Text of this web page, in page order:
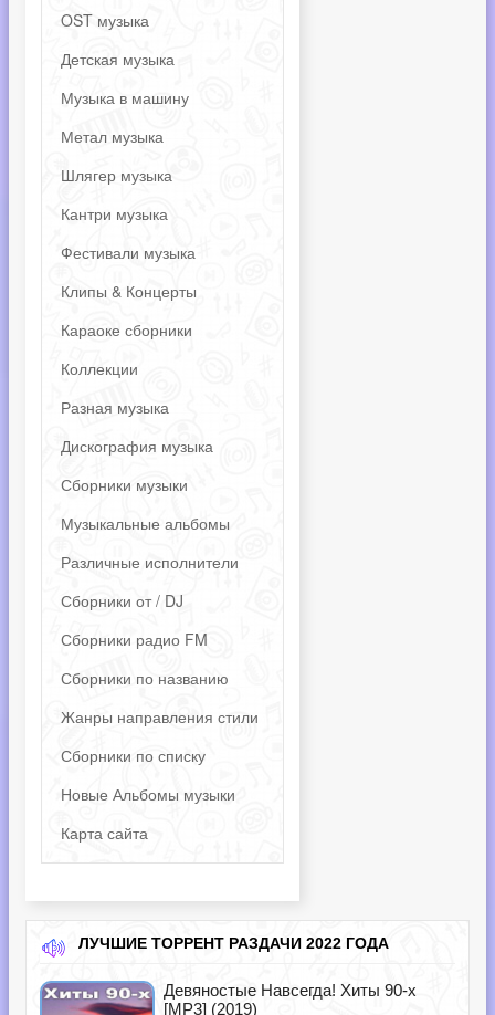
OST музыка
Детская музыка
Музыка в машину
Метал музыка
Шлягер музыка
Кантри музыка
Фестивали музыка
Клипы & Концерты
Караоке сборники
Коллекции
Разная музыка
Дискография музыка
Сборники музыки
Музыкальные альбомы
Различные исполнители
Сборники от / DJ
Сборники радио FM
Сборники по названию
Жанры направления стили
Сборники по списку
Новые Альбомы музыки
Карта сайта
ЛУЧШИЕ ТОРРЕНТ РАЗДАЧИ 2022 ГОДА
Девяностые Навсегда! Хиты 90-х
[MP3] (2019)